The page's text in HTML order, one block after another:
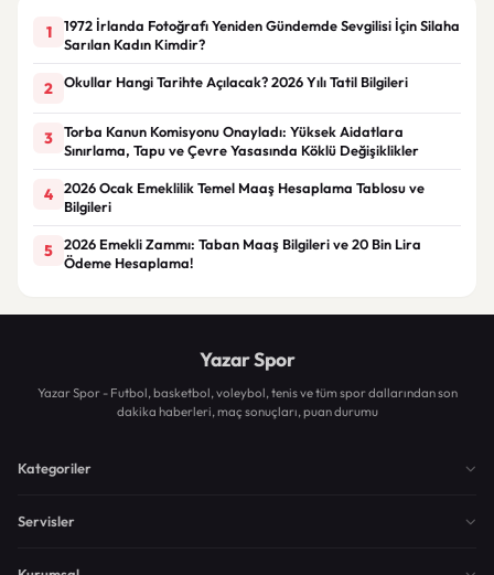
1
1972 İrlanda Fotoğrafı Yeniden Gündemde Sevgilisi İçin Silaha
Sarılan Kadın Kimdir?
2 Okullar Hangi Tarihte Açılacak? 2026 Yılı Tatil Bilgileri
3
Torba Kanun Komisyonu Onayladı: Yüksek Aidatlara
Sınırlama, Tapu ve Çevre Yasasında Köklü Değişiklikler
4
2026 Ocak Emeklilik Temel Maaş Hesaplama Tablosu ve
Bilgileri
5
2026 Emekli Zammı: Taban Maaş Bilgileri ve 20 Bin Lira
Ödeme Hesaplama!
Yazar Spor
Yazar Spor - Futbol, basketbol, voleybol, tenis ve tüm spor dallarından son
dakika haberleri, maç sonuçları, puan durumu
Kategoriler
Servisler